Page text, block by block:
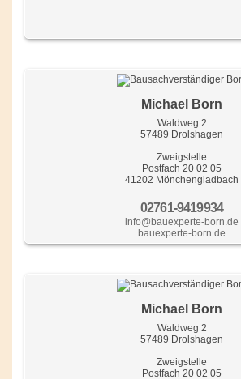
Michael Born
Waldweg 2
57489 Drolshagen
Zweigstelle
Postfach 20 02 05
41202 Mönchengladbach
02761-9419934
info@bauexperte-born.de
bauexperte-born.de
Michael Born
Waldweg 2
57489 Drolshagen
Zweigstelle
Postfach 20 02 05